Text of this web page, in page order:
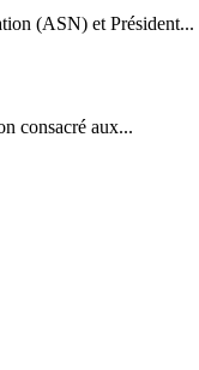
(ASN) et Président...
consacré aux...